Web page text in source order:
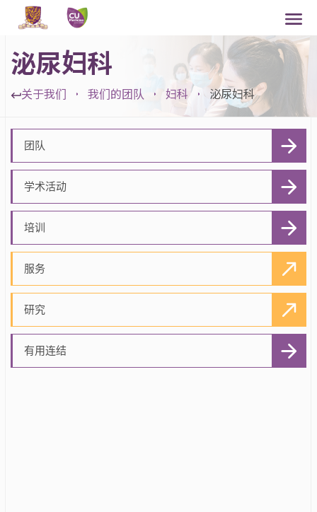
泌尿妇科
关于我们 我们的团队 妇科 泌尿妇科
团队
学术活动
培训
服务
研究
有用连结